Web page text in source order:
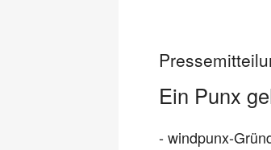
Ein Punx
- windpunx-